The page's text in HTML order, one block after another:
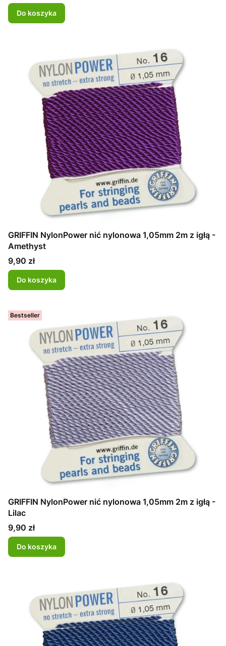
Do koszyka
GRIFFIN NylonPower nić nylonowa 1,05mm 2m z igłą -
Amethyst
Cena
9,90 zł
Do koszyka
Bestseller
GRIFFIN NylonPower nić nylonowa 1,05mm 2m z igłą -
Lilac
Cena
9,90 zł
Do koszyka